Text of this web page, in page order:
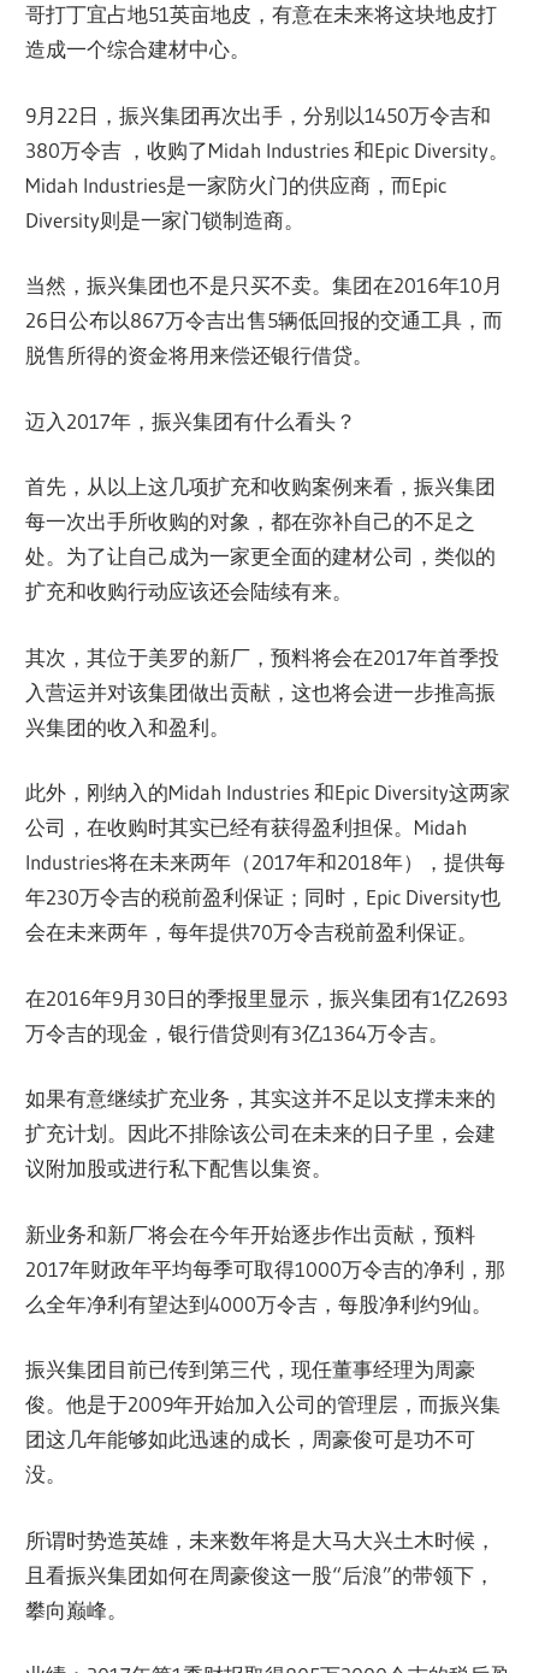
哥打丁宜占地51英亩地皮，有意在未来将这块地皮打
造成一个综合建材中心。
9月22日，振兴集团再次出手，分别以1450万令吉和
380万令吉 ，收购了Midah Industries 和Epic Diversity。
Midah Industries是一家防火门的供应商，而Epic
Diversity则是一家门锁制造商。
当然，振兴集团也不是只买不卖。集团在2016年10月
26日公布以867万令吉出售5辆低回报的交通工具，而
脱售所得的资金将用来偿还银行借贷。
迈入2017年，振兴集团有什么看头？
首先，从以上这几项扩充和收购案例来看，振兴集团
每一次出手所收购的对象，都在弥补自己的不足之
处。为了让自己成为一家更全面的建材公司，类似的
扩充和收购行动应该还会陆续有来。
其次，其位于美罗的新厂，预料将会在2017年首季投
入营运并对该集团做出贡献，这也将会进一步推高振
兴集团的收入和盈利。
此外，刚纳入的Midah Industries 和Epic Diversity这两家
公司，在收购时其实已经有获得盈利担保。Midah
Industries将在未来两年（2017年和2018年），提供每
年230万令吉的税前盈利保证；同时，Epic Diversity也
会在未来两年，每年提供70万令吉税前盈利保证。
在2016年9月30日的季报里显示，振兴集团有1亿2693
万令吉的现金，银行借贷则有3亿1364万令吉。
如果有意继续扩充业务，其实这并不足以支撑未来的
扩充计划。因此不排除该公司在未来的日子里，会建
议附加股或进行私下配售以集资。
新业务和新厂将会在今年开始逐步作出贡献，预料
2017年财政年平均每季可取得1000万令吉的净利，那
么全年净利有望达到4000万令吉，每股净利约9仙。
振兴集团目前已传到第三代，现任董事经理为周豪
俊。他是于2009年开始加入公司的管理层，而振兴集
团这几年能够如此迅速的成长，周豪俊可是功不可
没。
所谓时势造英雄，未来数年将是大马大兴土木时候，
且看振兴集团如何在周豪俊这一股“后浪”的带领下，
攀向巅峰。